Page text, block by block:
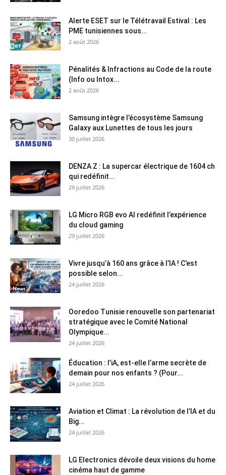
Alerte ESET sur le Télétravail Estival : Les
PME tunisiennes sous...
2 août 2026
Pénalités & Infractions au Code de la route
(Info ou Intox...
2 août 2026
Samsung intègre l’écosystème Samsung
Galaxy aux Lunettes de tous les jours
30 juillet 2026
DENZA Z : La supercar électrique de 1604 ch
qui redéfinit...
29 juillet 2026
LG Micro RGB evo AI redéfinit l’expérience
du cloud gaming
29 juillet 2026
Vivre jusqu’à 160 ans grâce à l’IA ! C’est
possible selon...
24 juillet 2026
Ooredoo Tunisie renouvelle son partenariat
stratégique avec le Comité National
Olympique...
24 juillet 2026
Éducation : l’iA, est-elle l’arme secrète de
demain pour nos enfants ? (Pour...
24 juillet 2026
Aviation et Climat : La révolution de l’IA et du
Big...
24 juillet 2026
LG Electronics dévoile deux visions du home
cinéma haut de gamme